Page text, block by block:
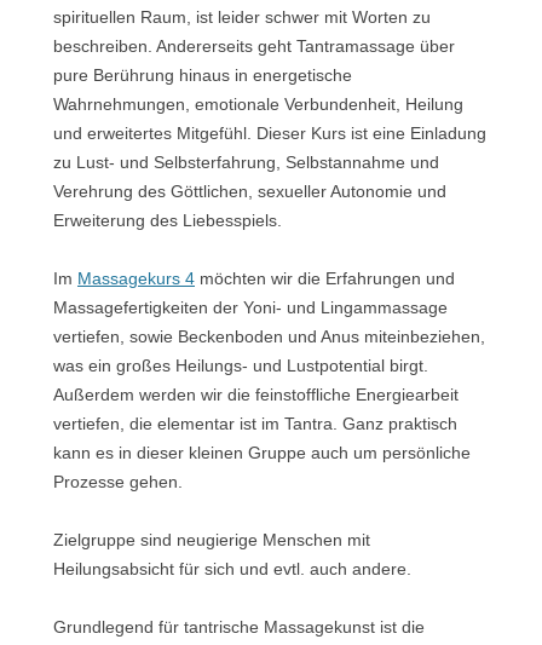
spirituellen Raum, ist leider schwer mit Worten zu
beschreiben. Andererseits geht Tantramassage über
pure Berührung hinaus in energetische
Wahrnehmungen, emotionale Verbundenheit, Heilung
und erweitertes Mitgefühl. Dieser Kurs ist eine Einladung
zu Lust- und Selbsterfahrung, Selbstannahme und
Verehrung des Göttlichen, sexueller Autonomie und
Erweiterung des Liebesspiels.
Im Massagekurs 4 möchten wir die Erfahrungen und
Massagefertigkeiten der Yoni- und Lingammassage
vertiefen, sowie Beckenboden und Anus miteinbeziehen,
was ein großes Heilungs- und Lustpotential birgt.
Außerdem werden wir die feinstoffliche Energiearbeit
vertiefen, die elementar ist im Tantra. Ganz praktisch
kann es in dieser kleinen Gruppe auch um persönliche
Prozesse gehen.
Zielgruppe sind neugierige Menschen mit
Heilungsabsicht für sich und evtl. auch andere.
Grundlegend für tantrische Massagekunst ist die